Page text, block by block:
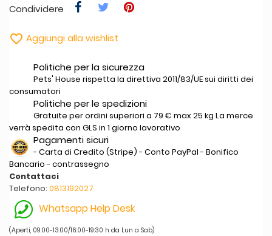
Condividere
 Aggiungi alla wishlist
Politiche per la sicurezza
Pets' House rispetta la direttiva 2011/83/UE sui diritti dei
consumatori
Politiche per le spedizioni
Gratuite per ordini superiori a 79 € max 25 kg La merce
verrà spedita con GLS in 1 giorno lavorativo
Pagamenti sicuri
- Carta di Credito (Stripe) - Conto PayPal - Bonifico
Bancario - contrassegno
Contattaci
Telefono: 0813192027
Whatsapp Help Desk
(Aperti, 09:00-13:00/16:00-19:30 h da Lun a Sab)